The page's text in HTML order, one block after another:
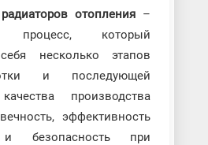
отопления –
процесс, который
несколько этапов
и последующей
производства
эффективность
и безопасность при